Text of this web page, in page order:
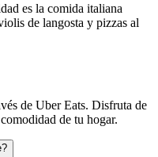
es la comida italiana
de langosta y pizzas al
de Uber Eats. Disfruta de
de tu hogar.